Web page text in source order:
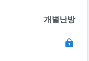
개별난방